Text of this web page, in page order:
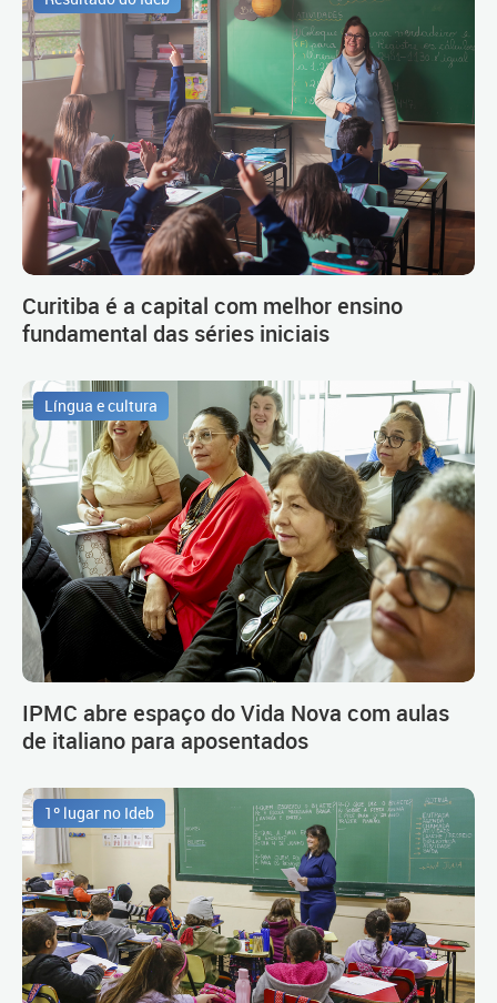
Curitiba é a capital com melhor ensino
fundamental das séries iniciais
Língua e cultura
IPMC abre espaço do Vida Nova com aulas
de italiano para aposentados
1º lugar no Ideb